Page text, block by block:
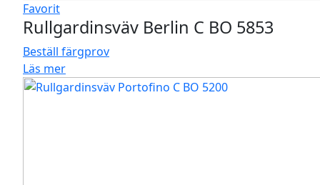
Favorit
Rullgardinsväv Berlin C BO 5853
Beställ färgprov
Läs mer